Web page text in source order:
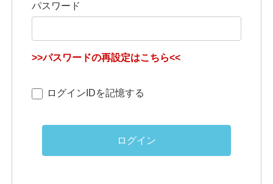
パスワード
>>パスワードの再設定はこちら<<
ログインIDを記憶する
ログイン